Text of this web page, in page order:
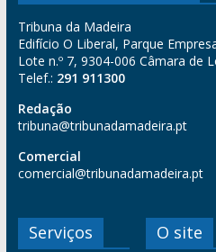
Tribuna da Madeira
Edifício O Liberal, Parque
Lote n.º 7, 9304-006 Câmara de
Telef.: 291 911300
Redação
tribuna@tribunadamadeira.pt
Comercial
comercial@tribunadamadeira.pt
Serviços O site